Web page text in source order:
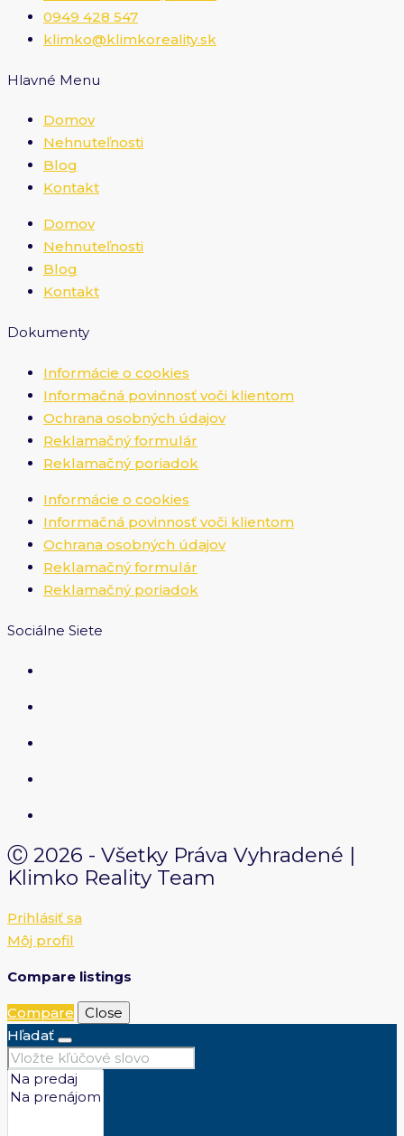
0949 428 547
klimko@klimkoreality.sk
Hlavné Menu
Domov
Nehnuteľnosti
Blog
Kontakt
Domov
Nehnuteľnosti
Blog
Kontakt
Dokumenty
Informácie o cookies
Informačná povinnosť voči klientom
Ochrana osobných údajov
Reklamačný formulár
Reklamačný poriadok
Informácie o cookies
Informačná povinnosť voči klientom
Ochrana osobných údajov
Reklamačný formulár
Reklamačný poriadok
Sociálne Siete
Ⓒ 2026 - Všetky Práva Vyhradené |
Klimko Reality Team
Prihlásiť sa
Môj profil
Compare listings
Compare
Close
Hľadať